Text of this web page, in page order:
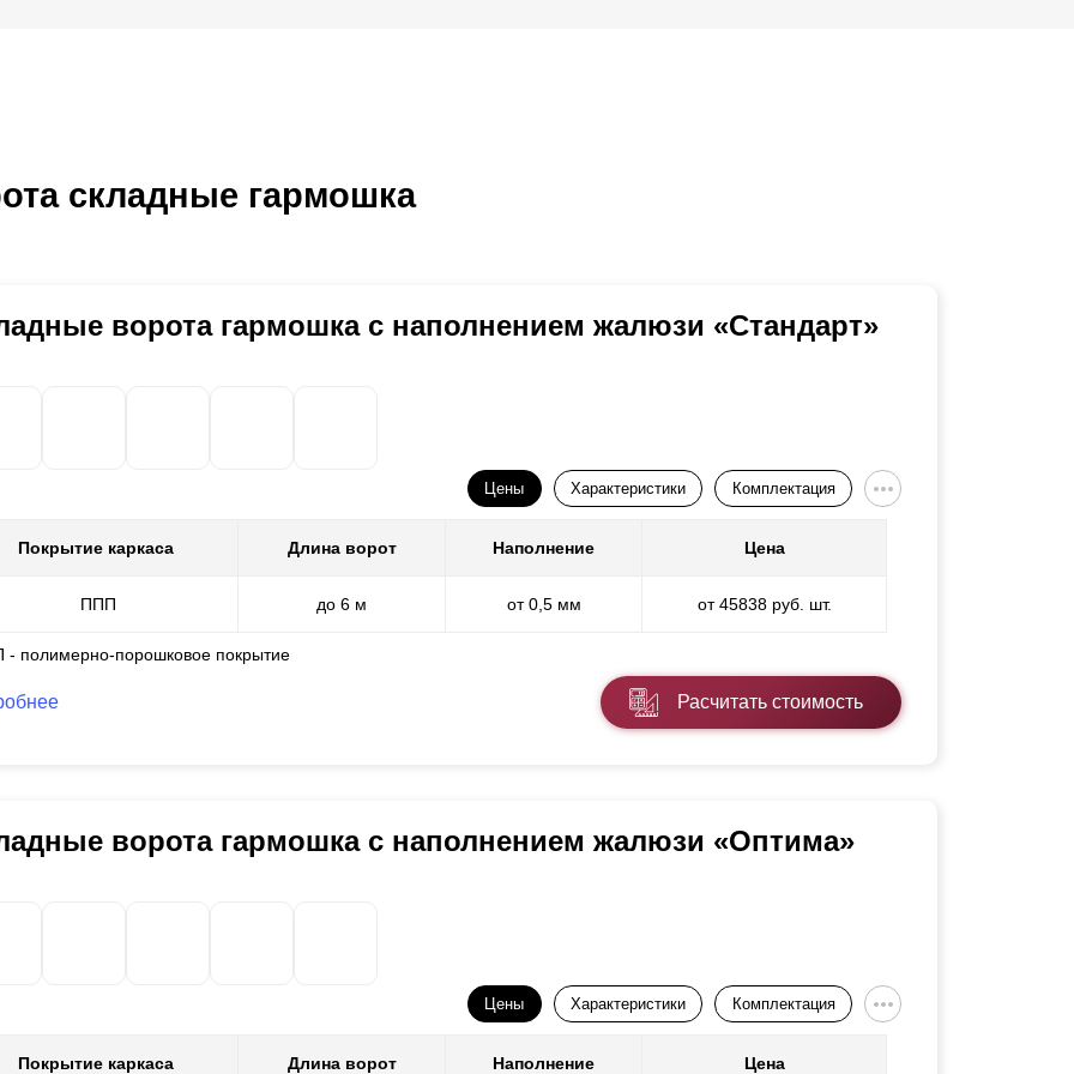
складные гармошка
ворота гармошка с наполнением жалюзи «Стандарт»
Цены Характеристики Комплектация
Покрытие каркаса Длина ворот Наполнение Цена
ППП до 6 м от 0,5 мм от 45838 руб. шт.
- полимерно-порошковое покрытие
Расчитать стоимость
ворота гармошка с наполнением жалюзи «Оптима»
Цены Характеристики Комплектация
Покрытие каркаса Длина ворот Наполнение Цена